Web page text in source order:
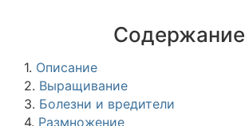
Содержание
1. Описание
2. Выращивание
3. Болезни и вредители
4. Размножение